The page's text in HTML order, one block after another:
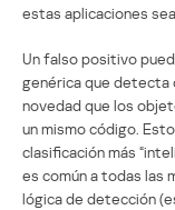
estas aplicaciones
Un falso positivo
genérica que detecta
novedad que los
un mismo código.
clasificación más
es común a todas las
lógica de detección